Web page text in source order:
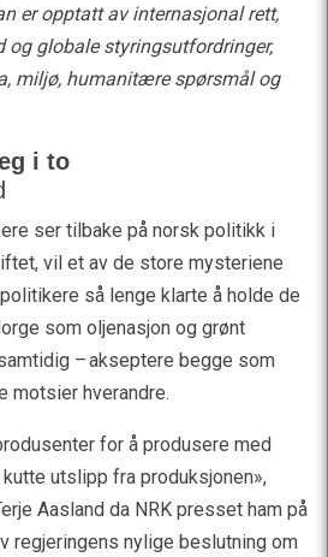
er opptatt av internasjonal rett,
globale styringsutfordringer,
miljø, humanitære spørsmål og
i to
ser tilbake på norsk politikk i
vil et av de store mysteriene
så lenge klarte å holde de
som oljenasjon og grønt
– akseptere begge som
motsier hverandre.
for å produsere med
utslipp fra produksjonen»,
Aasland da NRK presset ham på
regjeringens nylige beslutning om